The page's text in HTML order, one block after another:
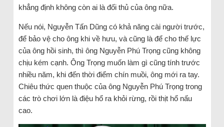
khẳng định không còn ai là đối thủ của ông nữa.
Nếu nói, Nguyễn Tấn Dũng có khả năng cài người trước,
để bảo vệ cho ông khi về hưu, và cũng là để cho thế lực
của ông hồi sinh, thì ông Nguyễn Phú Trọng cũng không
chịu kém cạnh. Ông Trọng muốn làm gì cũng tính trước
nhiều năm, khi đến thời điểm chín muồi, ông mới ra tay.
Chiêu thức quen thuộc của ông Nguyễn Phú Trọng trong
các trò chơi lớn là điệu hổ ra khỏi rừng, rồi thịt hổ nấu
cao.